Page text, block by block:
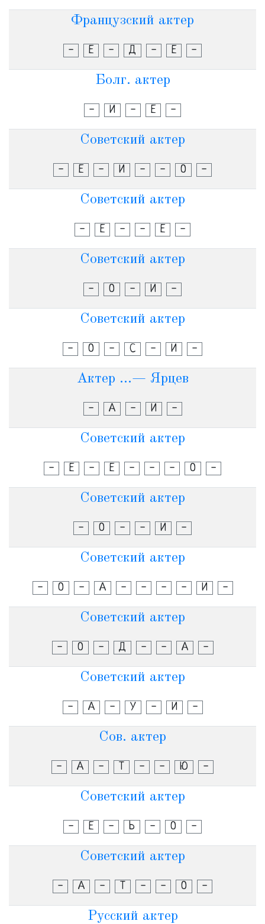
Французский актер
- Е - Д - Е -
Болг. актер
- И - Е -
Советский актер
- Е - И - - О -
Советский актер
- Е - - Е -
Советский актер
- О - И -
Советский актер
- О - С - И -
Актер ...— Ярцев
- А - И -
Советский актер
- Е - Е - - - О -
Советский актер
- О - - И -
Советский актер
- О - А - - - - И -
Советский актер
- О - Д - - А -
Советский актер
- А - У - И -
Сов. актер
- А - Т - - Ю -
Советский актер
- Е - Ь - О -
Советский актер
- А - Т - - О -
Русский актер